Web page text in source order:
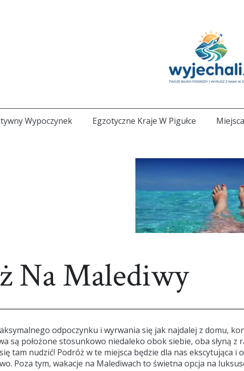
Wypoczynek Egzotyczne Kraje W Pigułce
Na Malediwy
odpoczynku i wyrwania się jak najdalej z domu,
są położone stosunkowo niedaleko obok siebie, oba słyną
tam nudzić! Podróż w te miejsca będzie dla nas ekscytująca
Poza tym, wakacje na Malediwach to świetna opcja na